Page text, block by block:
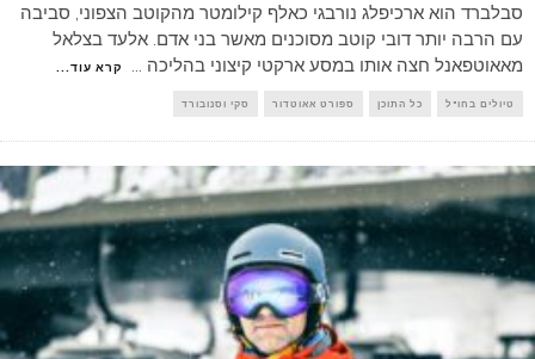
סבלברד הוא ארכיפלג נורבגי כאלף קילומטר מהקוטב הצפוני, סביבה
עם הרבה יותר דובי קוטב מסוכנים מאשר בני אדם. אלעד בצלאל
מאאוטפאנל חצה אותו במסע ארקטי קיצוני בהליכה ... קרא עוד...
טיולים בחו"ל כל התוכן ספורט אאוטדור סקי וסנובורד